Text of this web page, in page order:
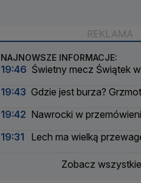
NAJNOWSZE INFORMACJE:
19:46 Świetny mecz Świątek
19:43 Gdzie jest burza?
19:42 Nawrocki w
19:31
Lech ma wielką
Zobacz wszystkie